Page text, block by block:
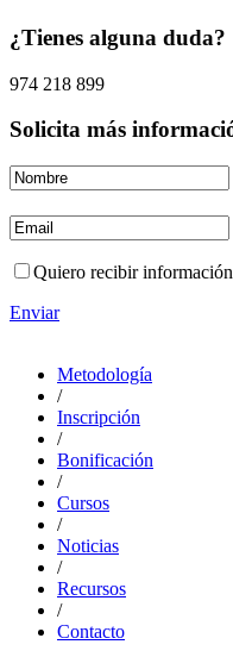
¿Tienes alguna duda?
974 218 899
Solicita más
Quiero recibir
Enviar
Metodología
/
Inscripción
/
Bonificación
/
Cursos
/
Noticias
/
Recursos
/
Contacto